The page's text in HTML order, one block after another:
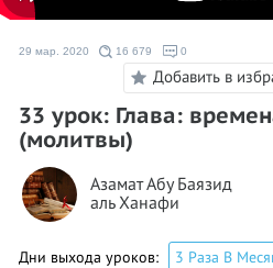
29 мар. 2020 16 679 0
Добавить в
33 урок: Глава:
(молитвы)
Азамат Абу Баязид
аль Ханафи
Дни выхода уроков: 3 Раза В